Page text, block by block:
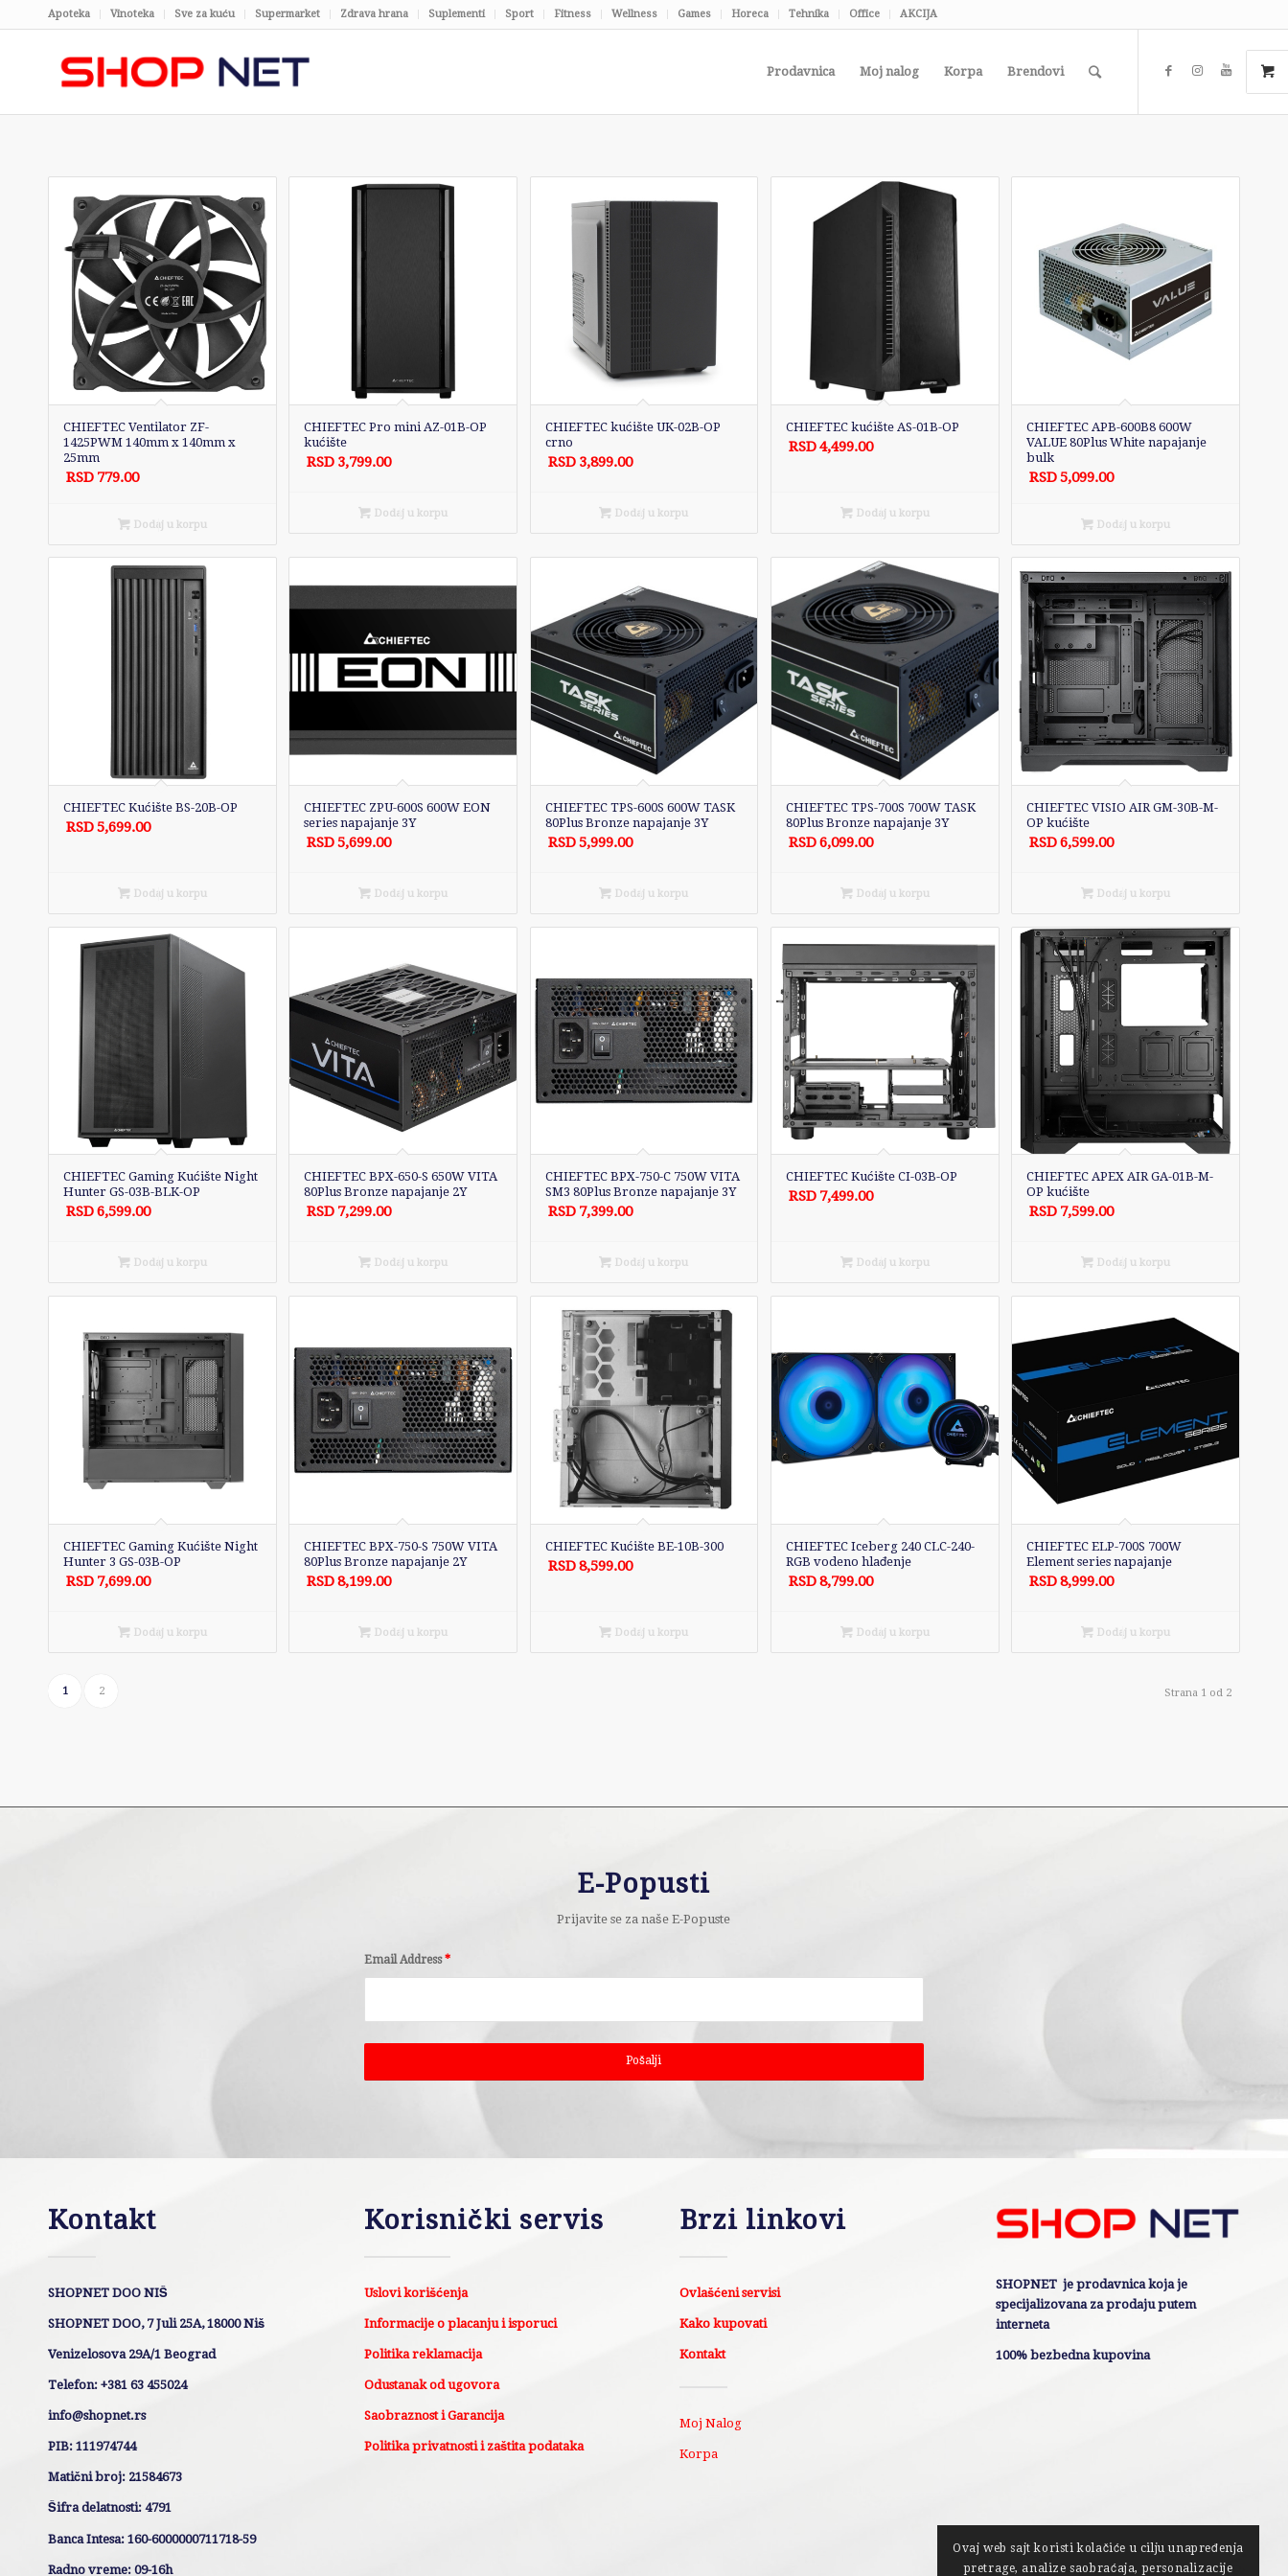
Apoteka Vinoteka Sve za kuću Supermarket Zdrava hrana Suplementi Sport Fitness Wellness Games Horeca Tehnika Office AKCIJA
Prodavnica Moj nalog Korpa Brendovi
CHIEFTEC Ventilator ZF-
1425PWM 140mm x 140mm x
25mm
RSD 779.00
Dodaj u korpu
CHIEFTEC Pro mini AZ-01B-OP
kućište
RSD 3,799.00
Dodaj u korpu
CHIEFTEC kućište UK-02B-OP
crno
RSD 3,899.00
Dodaj u korpu
CHIEFTEC kućište AS-01B-OP
RSD4,499.00
Dodaj u korpu
CHIEFTEC APB-600B8 600W
VALUE 80Plus White napajanje
bulk
RSD5,099.00
Dodaj u korpu
CHIEFTEC Kućište BS-20B-OP
RSD5,699.00
Dodaj u korpu
CHIEFTEC ZPU-600S 600W EON
series napajanje 3Y
RSD5,699.00
Dodaj u korpu
CHIEFTEC TPS-600S 600W TASK
80Plus Bronze napajanje 3Y
RSD5,999.00
Dodaj u korpu
CHIEFTEC TPS-700S 700W TASK
80Plus Bronze napajanje 3Y
RSD6,099.00
Dodaj u korpu
CHIEFTEC VISIO AIR GM-30B-M-
OP kućište
RSD6,599.00
Dodaj u korpu
CHIEFTEC Gaming Kućište Night
Hunter GS-03B-BLK-OP
RSD6,599.00
Dodaj u korpu
CHIEFTEC BPX-650-S 650W VITA
80Plus Bronze napajanje 2Y
RSD 7,299.00
Dodaj u korpu
CHIEFTEC BPX-750-C 750W VITA
SM3 80Plus Bronze napajanje 3Y
RSD 7,399.00
Dodaj u korpu
CHIEFTEC Kućište CI-03B-OP
RSD 7,499.00
Dodaj u korpu
CHIEFTEC APEX AIR GA-01B-M-
OP kućište
RSD 7,599.00
Dodaj u korpu
CHIEFTEC Gaming Kućište Night
Hunter 3 GS-03B-OP
RSD 7,699.00
Dodaj u korpu
CHIEFTEC BPX-750-S 750W VITA
80Plus Bronze napajanje 2Y
RSD8,199.00
Dodaj u korpu
CHIEFTEC Kućište BE-10B-300
RSD8,599.00
Dodaj u korpu
CHIEFTEC Iceberg 240 CLC-240-
RGB vodeno hlađenje
RSD8,799.00
Dodaj u korpu
CHIEFTEC ELP-700S 700W
Element series napajanje
RSD8,999.00
Dodaj u korpu
Strana 1 od 2
1 2
E-Popusti
Prijavite se za naše E-Popuste
Email Address*
Kontakt
SHOPNET DOO NIŠ
SHOPNET DOO, 7 Juli 25A, 18000 Niš
Venizelosova 29A/1 Beograd
Telefon: +381 63 455024
info@shopnet.rs
PIB: 111974744
Matični broj: 21584673
Šifra delatnosti: 4791
Banca Intesa: 160-6000000711718-59
Radno vreme: 09-16h
Korisnički servis
Uslovi korišćenja
Informacije o placanju i isporuci
Politika reklamacija
Odustanak od ugovora
Saobraznost i Garancija
Politika privatnosti i zaštita podataka
Brzi linkovi
Ovlašćeni servisi
Kako kupovati
Kontakt
Moj Nalog
Korpa
SHOPNET je prodavnica koja je
specijalizovana za prodaju putem
interneta
100% bezbedna kupovina
Ovaj web sajt koristi kolačiće u cilju unapređenja
pretrage, analize saobraćaja, personalizacije